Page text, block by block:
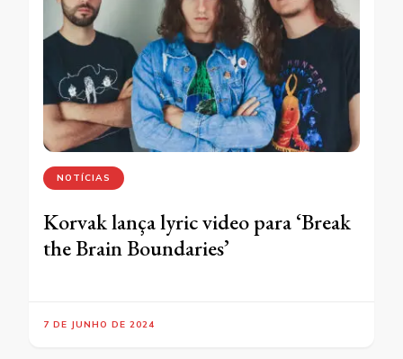
NOTÍCIAS
Korvak lança lyric video para ‘Break
the Brain Boundaries’
7 DE JUNHO DE 2024